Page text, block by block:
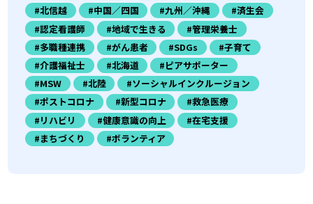
#北信越
#中国／四国 #九州／沖縄
#済生会
#認定看護師
#地域で生きる
#管理栄養士
#多職種連携
#がん患者 #SDGs
#子育て
#介護福祉士
#北海道
#ピアサポーター
#MSW
#北陸
#ソーシャルインクルージョン
#ポストコロナ
#新型コロナ
#救急医療
#リハビリ
#健康意識の向上
#在宅支援
#まちづくり
#ボランティア